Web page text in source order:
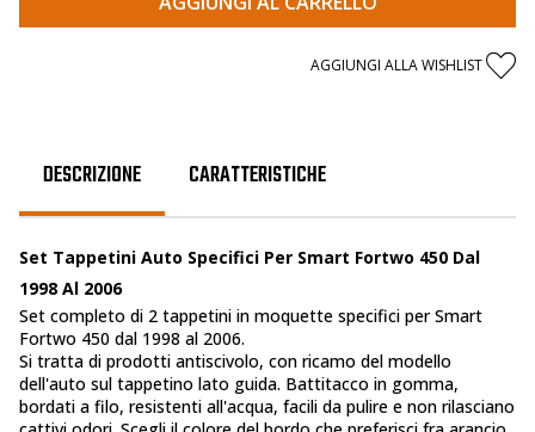
AGGIUNGI ALLA WISHLIST
DESCRIZIONE CARATTERISTICHE
Set Tappetini Auto Specifici Per Smart Fortwo 450 Dal
1998 Al 2006
Set completo di 2 tappetini in moquette specifici per Smart
Fortwo 450 dal 1998 al 2006.
Si tratta di prodotti antiscivolo, con ricamo del modello
dell'auto sul tappetino lato guida. Battitacco in gomma,
bordati a filo, resistenti all'acqua, facili da pulire e non rilasciano